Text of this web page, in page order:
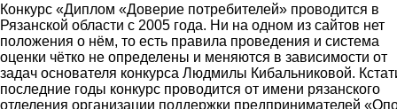
Конкурс «Диплом «Доверие потребителей» проводится в
Рязанской области с 2005 года. Ни на одном из сайтов нет
положения о нём, то есть правила проведения и система
оценки чётко не определены и меняются в зависимости от
задач основателя конкурса Людмилы Кибальниковой.
последние годы конкурс проводится от имени рязанского
отделения организации поддержки предпринимателей